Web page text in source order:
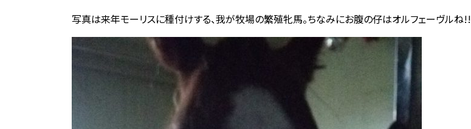
写真は来年モーリスに種付けする、我が牧場の繁殖牝馬。ちなみにお腹の仔はオルフェーヴルね!!